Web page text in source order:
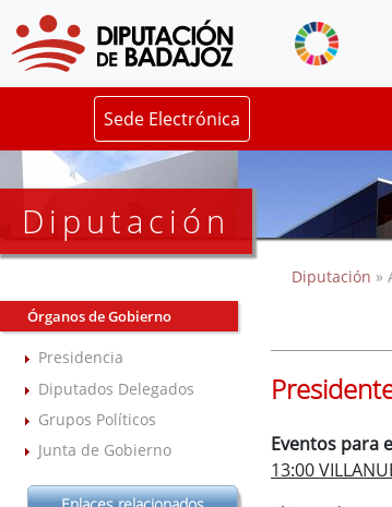
Sede Electrónica
Diputación
Órganos de Gobierno
Presidencia
Diputados Delegados
Grupos Políticos
Junta de Gobierno
Diputación »
Eventos para
13:00